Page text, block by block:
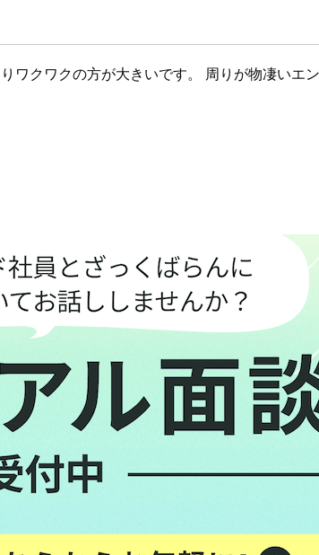
クワクの方が大きいです。 周りが物凄いエ